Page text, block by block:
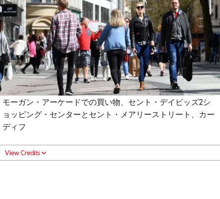
モーガン・アーケードでの買い物、セント・デイビッズ2シ
ョッピング・センターとセント・メアリーストリート、カー
ディフ
View Credits